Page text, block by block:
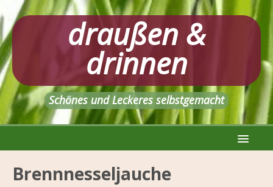
draußen &
drinnen
Schönes und Leckeres selbstgemacht
Brennnesseljauche